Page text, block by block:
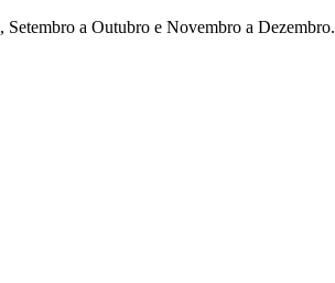
a Outubro e Novembro a Dezembro.